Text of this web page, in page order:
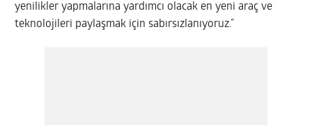
yenilikler yapmalarına yardımcı olacak en yeni araç ve
teknolojileri paylaşmak için sabırsızlanıyoruz.”